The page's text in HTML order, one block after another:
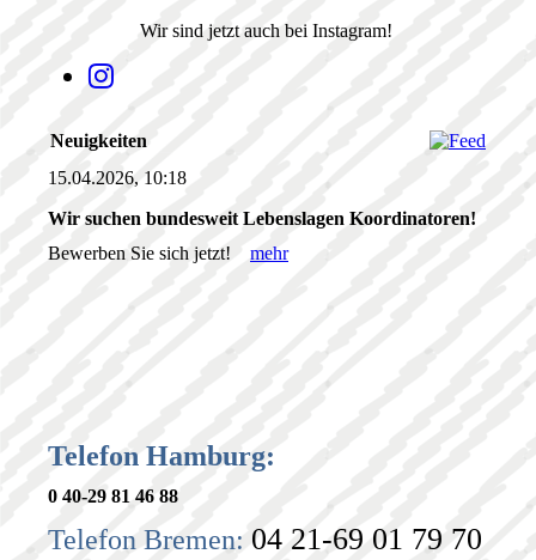
Wir sind jetzt auch bei Instagram!
Neuigkeiten
15.04.2026, 10:18
Wir suchen bundesweit Lebenslagen Koordinatoren!
Bewerben Sie sich jetzt! mehr
Telefon Hamburg:
0 40-29 81 46 88
Telefon Bremen: 04 21-69 01 79 70